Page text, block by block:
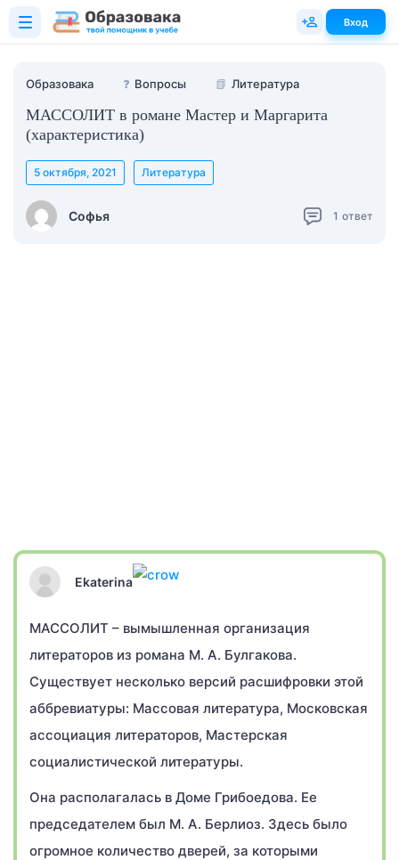
Образовака ❓ Вопросы 📗 Литература
МАССОЛИТ в романе Мастер и Маргарита
(характеристика)
Софья
5 октября, 2021 Литература
1 ответ
Ekaterina
МАССОЛИТ – вымышленная организация
литераторов из романа М. А. Булгакова.
Существует несколько версий расшифровки этой
аббревиатуры: Массовая литература, Московская
ассоциация литераторов, Мастерская
социалистической литературы.
Она располагалась в Доме Грибоедова. Ее
председателем был М. А. Берлиоз. Здесь было
огромное количество дверей, за которыми
Вход